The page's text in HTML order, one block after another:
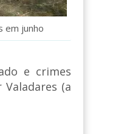
em junho
e crimes
(a